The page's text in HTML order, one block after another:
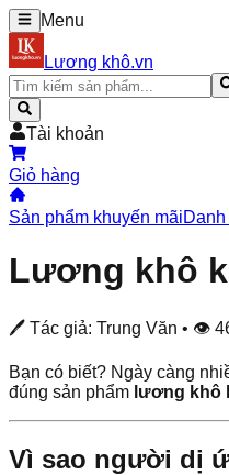
Menu
Lương khô.vn
Tài khoản
Giỏ hàng
Sản phẩm khuyến mãi
Lương khô
🖊 Tác giả: Trung Văn • 👁
Bạn có biết? Ngày càng
đúng sản phẩm lương khô
Vì sao người dị